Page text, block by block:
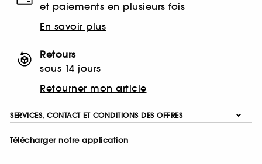
et paiements en plusieurs fois
En savoir plus
Retours
sous 14 jours
Retourner mon article
SERVICES, CONTACT ET CONDITIONS DES OFFRES
Télécharger notre application